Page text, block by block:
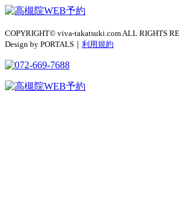
COPYRIGHT© viva-takatsuki.com ALL RIGHTS
Design by PORTALS｜ 利用規約